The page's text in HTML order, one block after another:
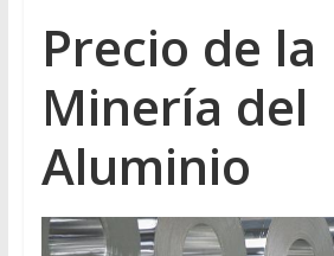
Precio de la
Minería del
Aluminio